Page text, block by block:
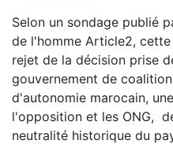
Selon un sondage publié
de l'homme Article2,
rejet de la décision prise
gouvernement de
d'autonomie marocain,
l'opposition et les ONG,
neutralité historique du